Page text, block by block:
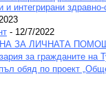
интегрирани
- 12/7/2022
ЗА ЛИЧНАТА
за гражданите на
обяд по проект